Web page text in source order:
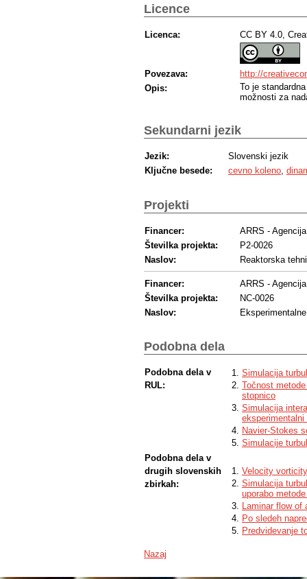
Licence
Licenca: CC BY 4.0,
Povezava:
http://
Opis:
To je
možnosti za
Sekundarni jezik
Jezik:
Slovenski jezik
Ključne besede:
cevno koleno
Projekti
Financer:
ARRS -
Številka projekta:
P2-0026
Naslov:
Reaktorska
Financer:
ARRS -
Številka projekta:
NC-0026
Naslov:
Podobna dela
Podobna dela v
RUL:
Simulacija
Točnost
stopnico
Simulacija
eksperimentalni
Navier-Stokes
Simulacije
Podobna dela v
drugih slovenskih
zbirkah:
Velocity
Simulacija
uporabo
Laminar flow of
Po sledeh
Predvidevanje
Nazaj